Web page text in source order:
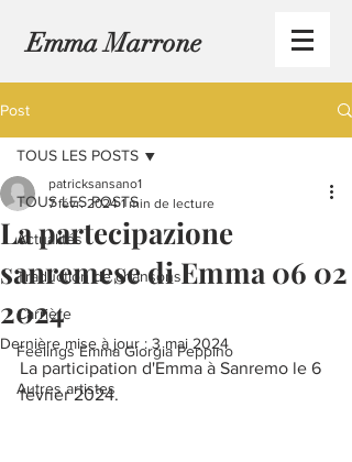
Emma Marrone
Post
TOUS LES POSTS
Actualités
Traduction de chansons
Carrière
Feelings Emma Giorgia Peppino
Autres artistes
TOUS LES POSTS
La partecipazione
sanremese di Emma 06 02
2024
patricksansano1
7 févr. 2024 1 min de lecture
Dernière mise à jour : 3 mai 2024
La participation d'Emma à Sanremo le 6
février 2024.